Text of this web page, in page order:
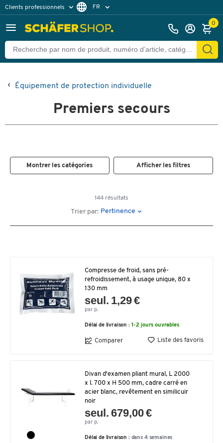
Clients professionnels
Clients particuliers
FR
0
Équipement de protection individuelle
Premiers secours
Montrer les catégories Afficher les filtres
144 résultats
Trier par: Pertinence
Compresse de froid, sans pré-
refroidissement, à usage unique, 80 x
130 mm
seul. 1,29 €
par p.
Délai de livraison : 1-2 jours ouvrables
Comparer Liste des favoris
Divan d'examen pliant mural, L 2000
x l. 700 x H 500 mm, cadre carré en
acier blanc, revêtement en similicuir
noir
seul. 679,00 €
par p.
Délai de livraison : dans 4 semaines